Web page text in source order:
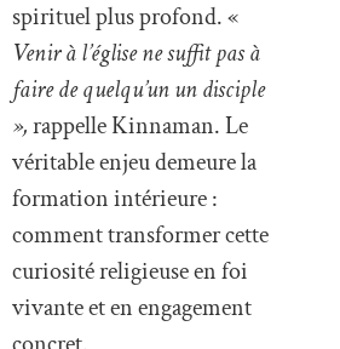
spirituel plus profond. «
Venir à l’église ne suffit pas à
faire de quelqu’un un disciple
»,rappelle Kinnaman. Le
véritable enjeu demeure la
formation intérieure :
comment transformer cette
curiosité religieuse en foi
vivante et en engagement